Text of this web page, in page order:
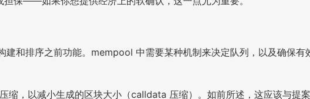
和排序之前功能。mempool 中需要某种机制来决定队列，以及确保有
缩，以减小生成的区块大小（calldata 压缩）。如前所述，这应该与提案